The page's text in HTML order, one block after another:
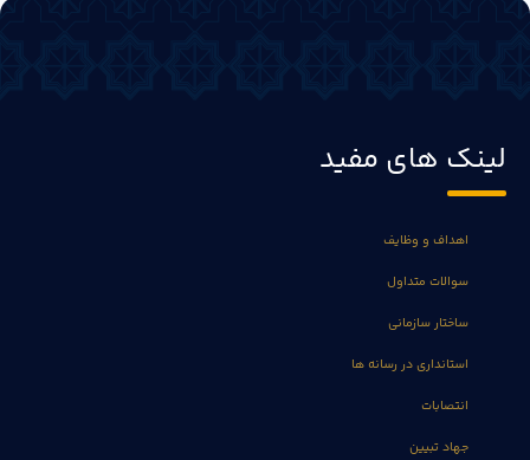
لینک های مفید
اهداف و وظایف
سوالات متداول
ساختار سازمانی
استانداری در رسانه ها
انتصابات
جهاد تبیین